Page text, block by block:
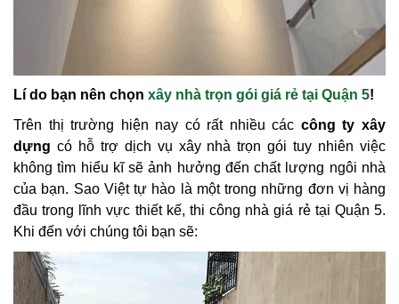
Lí do bạn nên chọn xây nhà trọn gói giá rẻ tại Quận 5!
Trên thị trường hiện nay có rất nhiều các công ty xây
dựng có hỗ trợ dịch vụ xây nhà trọn gói tuy nhiên việc
không tìm hiểu kĩ sẽ ảnh hưởng đến chất lượng ngôi nhà
của bạn. Sao Việt tự hào là một trong những đơn vị hàng
đầu trong lĩnh vực thiết kế, thi công nhà giá rẻ tại Quận 5.
Khi đến với chúng tôi bạn sẽ: